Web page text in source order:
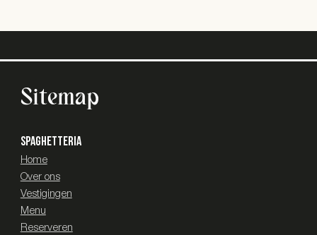
Sitemap
SPAGHETTERIA
Home
Over ons
Vestigingen
Menu
Reserveren